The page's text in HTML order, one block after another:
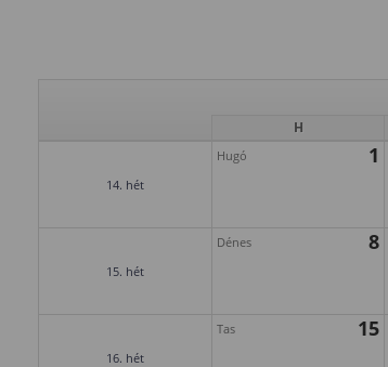
H
14. hét
Hugó 1
15. hét
Dénes 8
16. hét
Tas 15